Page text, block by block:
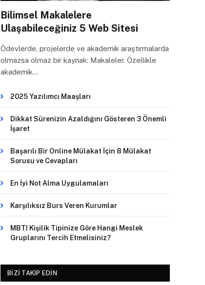
Bilimsel Makalelere
Ulaşabileceğiniz 5 Web Sitesi
Ödevlerde, projelerde ve akademik araştırmalarda
olmazsa olmaz bir kaynak: Makaleler. Özellikle
akademik…
2025 Yazılımcı Maaşları
Dikkat Sürenizin Azaldığını Gösteren 3 Önemli
İşaret
Başarılı Bir Online Mülakat İçin 8 Mülakat
Sorusu ve Cevapları
En İyi Not Alma Uygulamaları
Karşılıksız Burs Veren Kurumlar
MBTI Kişilik Tipinize Göre Hangi Meslek
Gruplarını Tercih Etmelisiniz?
BIZI TAKIP EDIN